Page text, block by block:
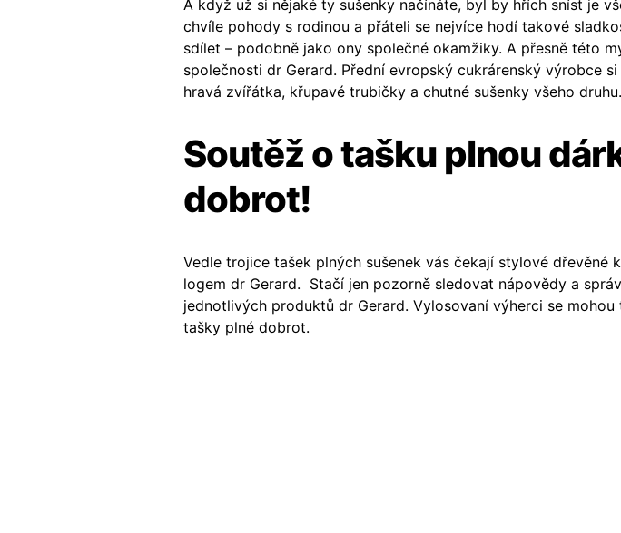
A když už si nějaké ty sušenky načínáte, byl by hřích sníst je
chvíle pohody s rodinou a přáteli se nejvíce hodí takové
sdílet – podobně jako ony společné okamžiky. A přesně této
společnosti dr Gerard. Přední evropský cukrárenský výrobce
hravá zvířátka, křupavé trubičky a chutné sušenky všeho druhu.
Soutěž o tašku plnou
dobrot!
Vedle trojice tašek plných sušenek vás čekají stylové dřevěné
logem dr Gerard. Stačí jen pozorně sledovat nápovědy a
jednotlivých produktů dr Gerard. Vylosovaní výherci se
tašky plné dobrot.